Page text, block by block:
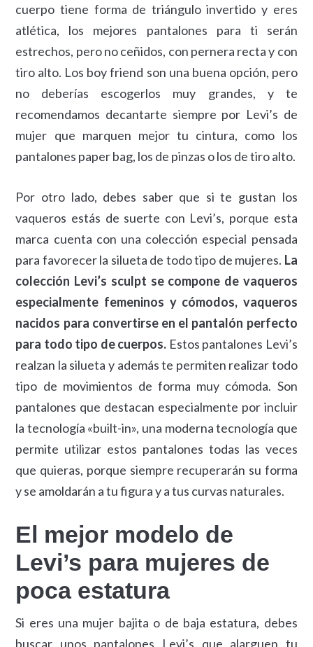
cuerpo tiene forma de triángulo invertido y eres
atlética, los mejores pantalones para ti serán
estrechos, pero no ceñidos, con pernera recta y con
tiro alto. Los boy friend son una buena opción, pero
no deberías escogerlos muy grandes, y te
recomendamos decantarte siempre por Levi’s de
mujer que marquen mejor tu cintura, como los
pantalones paper bag, los de pinzas o los de tiro alto.
Por otro lado, debes saber que si te gustan los
vaqueros estás de suerte con Levi’s, porque esta
marca cuenta con una colección especial pensada
para favorecer la silueta de todo tipo de mujeres. La
colección Levi’s sculpt se compone de vaqueros
especialmente femeninos y cómodos, vaqueros
nacidos para convertirse en el pantalón perfecto
para todo tipo de cuerpos. Estos pantalones Levi’s
realzan la silueta y además te permiten realizar todo
tipo de movimientos de forma muy cómoda. Son
pantalones que destacan especialmente por incluir
la tecnología «built-in», una moderna tecnología que
permite utilizar estos pantalones todas las veces
que quieras, porque siempre recuperarán su forma
y se amoldarán a tu figura y a tus curvas naturales.
El mejor modelo de
Levi’s para mujeres de
poca estatura
Si eres una mujer bajita o de baja estatura, debes
buscar unos pantalones Levi’s que alarguen tu